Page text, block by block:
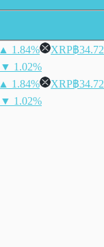
▲ 1.84% XRP฿34.72
▼ 1.02%
▲ 1.84% XRP฿34.72
▼ 1.02%